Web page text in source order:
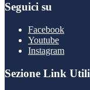
Seguici su
Facebook
Youtube
Instagram
Sezione Link Utili